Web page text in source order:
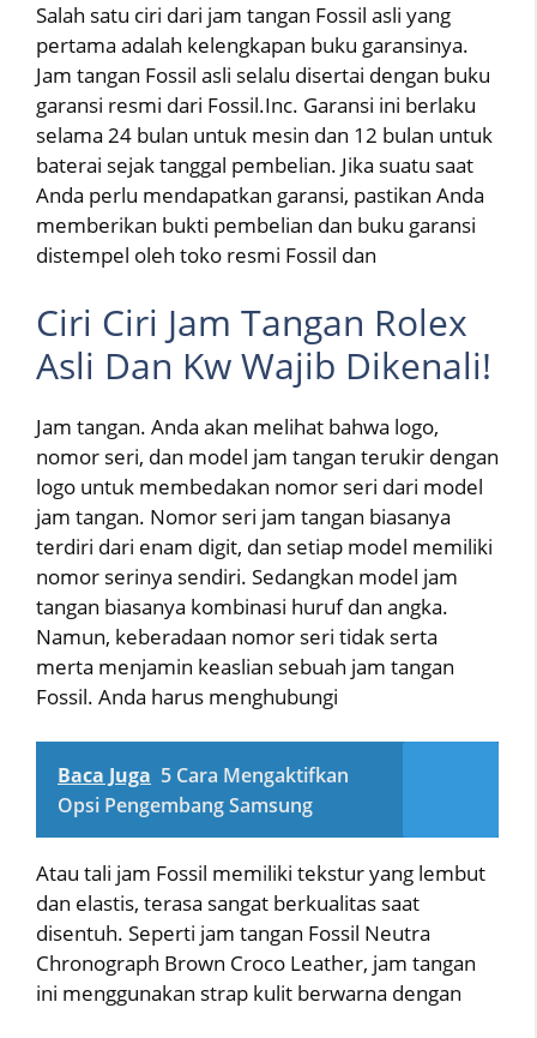
Salah satu ciri dari jam tangan Fossil asli yang
pertama adalah kelengkapan buku garansinya.
Jam tangan Fossil asli selalu disertai dengan buku
garansi resmi dari Fossil.Inc. Garansi ini berlaku
selama 24 bulan untuk mesin dan 12 bulan untuk
baterai sejak tanggal pembelian. Jika suatu saat
Anda perlu mendapatkan garansi, pastikan Anda
memberikan bukti pembelian dan buku garansi
distempel oleh toko resmi Fossil dan
Ciri Ciri Jam Tangan Rolex
Asli Dan Kw Wajib Dikenali!
Jam tangan. Anda akan melihat bahwa logo,
nomor seri, dan model jam tangan terukir dengan
logo untuk membedakan nomor seri dari model
jam tangan. Nomor seri jam tangan biasanya
terdiri dari enam digit, dan setiap model memiliki
nomor serinya sendiri. Sedangkan model jam
tangan biasanya kombinasi huruf dan angka.
Namun, keberadaan nomor seri tidak serta
merta menjamin keaslian sebuah jam tangan
Fossil. Anda harus menghubungi
Baca Juga 5 Cara Mengaktifkan
Opsi Pengembang Samsung
Atau tali jam Fossil memiliki tekstur yang lembut
dan elastis, terasa sangat berkualitas saat
disentuh. Seperti jam tangan Fossil Neutra
Chronograph Brown Croco Leather, jam tangan
ini menggunakan strap kulit berwarna dengan